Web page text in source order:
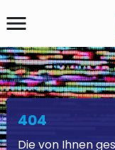
Themengebiet
menu
404
Die von Ihnen